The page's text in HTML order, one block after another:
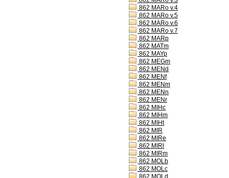
862 MARo v.4
862 MARo v.5
862 MARo v.6
862 MARo v.7
862 MARp
862 MATm
862 MAYp
862 MEGm
862 MENd
862 MENf
862 MENm
862 MENn
862 MENr
862 MIHc
862 MIHm
862 MIHt
862 MIR
862 MIRe
862 MIRl
862 MIRm
862 MOLb
862 MOLc
862 MOLd